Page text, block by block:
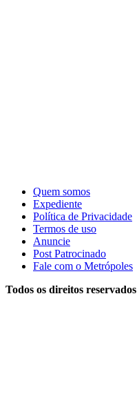
Quem somos
Expediente
Política de Privacidade
Termos de uso
Anuncie
Post Patrocinado
Fale com o Metrópoles
Todos os direitos reservados